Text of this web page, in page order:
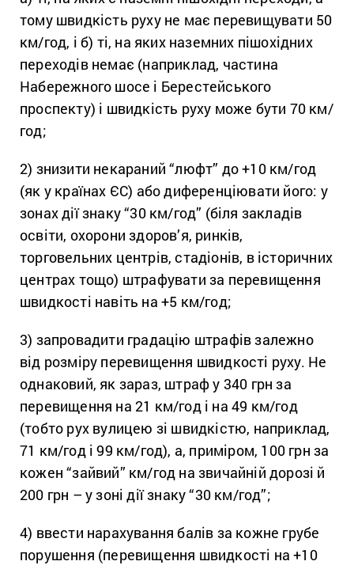
тому швидкість руху не має перевищувати 50
км/год, і б) ті, на яких наземних пішохідних
переходів немає (наприклад, частина
Набережного шосе і Берестейського
проспекту) і швидкість руху може бути 70 км/
год;
2) знизити некараний “люфт” до +10 км/год
(як у країнах ЄС) або диференціювати його: у
зонах дії знаку “30 км/год” (біля закладів
освіти, охорони здоров’я, ринків,
торговельних центрів, стадіонів, в історичних
центрах тощо) штрафувати за перевищення
швидкості навіть на +5 км/год;
3) запровадити градацію штрафів залежно
від розміру перевищення швидкості руху. Не
однаковий, як зараз, штраф у 340 грн за
перевищення на 21 км/год і на 49 км/год
(тобто рух вулицею зі швидкістю, наприклад,
71 км/год і 99 км/год), а, приміром, 100 грн за
кожен “зайвий” км/год на звичайній дорозі й
200 грн – у зоні дії знаку “30 км/год”;
4) ввести нарахування балів за кожне грубе
порушення (перевищення швидкості на +10